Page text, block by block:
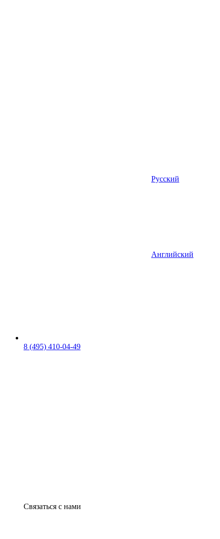
Русский
Английский
8 (495) 410-04-49
Связаться с нами